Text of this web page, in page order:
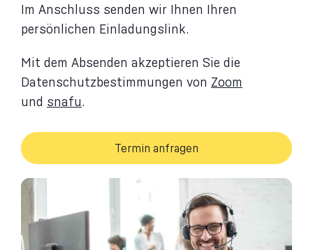
Im Anschluss senden wir Ihnen Ihren
persönlichen Einladungslink.
Mit dem Absenden akzeptieren Sie die
Datenschutzbestimmungen von Zoom
und snafu.
Termin anfragen